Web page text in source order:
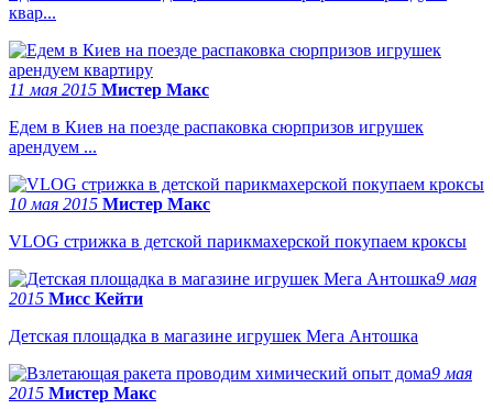
квар...
11 мая 2015 Мистер Макс
Едем в Киев на поезде распаковка сюрпризов игрушек
арендуем ...
10 мая 2015 Мистер Макс
VLOG стрижка в детской парикмахерской покупаем кроксы
9 мая
2015 Мисс Кейти
Детская площадка в магазине игрушек Мега Антошка
9 мая
2015 Мистер Макс